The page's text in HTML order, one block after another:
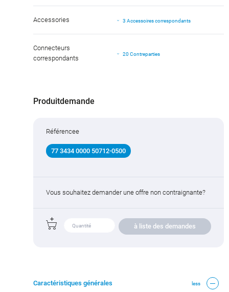
Accessories 3 Accessoires correspondants
Connecteurs
correspondants
20 Contreparties
Produitdemande
Référencee
77 3434 0000 50712-0500
Vous souhaitez demander une offre non contraignante?
à liste des demandes
Caractéristiques générales less